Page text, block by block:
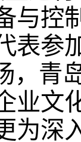
与控
表参
，青
业文
为深